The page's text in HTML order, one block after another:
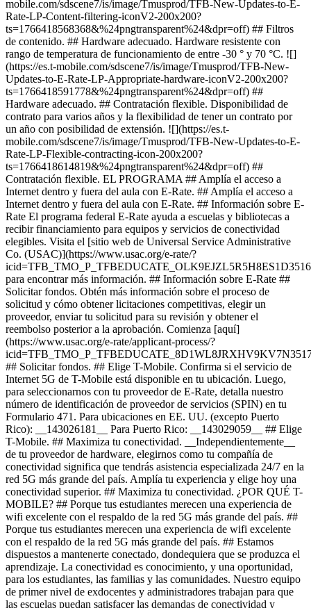
mobile.com/sdscene7/is/image/Tmusprod/TFB-New-Updates-to-E-
Rate-LP-Content-filtering-iconV2-200x200?
ts=1766418568368&%24pngtransparent%24&dpr=off) ## Filtros
de contenido. ## Hardware adecuado. Hardware resistente con
rango de temperatura de funcionamiento de entre -30 ° y 70 °C. ![]
(https://es.t-mobile.com/sdscene7/is/image/Tmusprod/TFB-New-
Updates-to-E-Rate-LP-Appropriate-hardware-iconV2-200x200?
ts=1766418591778&%24pngtransparent%24&dpr=off) ##
Hardware adecuado. ## Contratación flexible. Disponibilidad de
contrato para varios años y la flexibilidad de tener un contrato por
un año con posibilidad de extensión. ![](https://es.t-
mobile.com/sdscene7/is/image/Tmusprod/TFB-New-Updates-to-E-
Rate-LP-Flexible-contracting-icon-200x200?
ts=1766418614819&%24pngtransparent%24&dpr=off) ##
Contratación flexible. EL PROGRAMA ## Amplía el acceso a
Internet dentro y fuera del aula con E-Rate. ## Amplía el acceso a
Internet dentro y fuera del aula con E-Rate. ## Información sobre E-
Rate El programa federal E-Rate ayuda a escuelas y bibliotecas a
recibir financiamiento para equipos y servicios de conectividad
elegibles. Visita el [sitio web de Universal Service Administrative
Co. (USAC)](https://www.usac.org/e-rate/?
para encontrar más información. ## Información sobre E-Rate ##
Solicitar fondos. Obtén más información sobre el proceso de
solicitud y cómo obtener licitaciones competitivas, elegir un
proveedor, enviar tu solicitud para su revisión y obtener el
reembolso posterior a la aprobación. Comienza [aquí]
(https://www.usac.org/e-rate/applicant-process/?
## Solicitar fondos. ## Elige T-Mobile. Confirma si el servicio de
Internet 5G de T-Mobile está disponible en tu ubicación. Luego,
para seleccionarnos con tu proveedor de E-Rate, detalla nuestro
número de identificación de proveedor de servicios (SPIN) en tu
Formulario 471. Para ubicaciones en EE. UU. (excepto Puerto
Rico): __143026181__ Para Puerto Rico: __143029059__ ## Elige
T-Mobile. ## Maximiza tu conectividad. __Independientemente__
de tu proveedor de hardware, elegirnos como tu compañía de
conectividad significa que tendrás asistencia especializada 24/7 en la
red 5G más grande del país. Amplía tu experiencia y elige hoy una
conectividad superior. ## Maximiza tu conectividad. ¿POR QUÉ T-
MOBILE? ## Porque tus estudiantes merecen una experiencia de
wifi excelente con el respaldo de la red 5G más grande del país. ##
Porque tus estudiantes merecen una experiencia de wifi excelente
con el respaldo de la red 5G más grande del país. ## Estamos
dispuestos a mantenerte conectado, dondequiera que se produzca el
aprendizaje. La conectividad es conocimiento, y una oportunidad,
para los estudiantes, las familias y las comunidades. Nuestro equipo
de primer nivel de exdocentes y administradores trabajan para que
las escuelas puedan satisfacer las demandas de conectividad y